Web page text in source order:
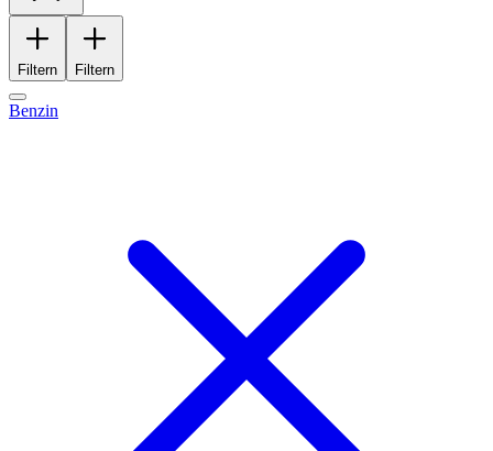
Filtern Filtern
Benzin